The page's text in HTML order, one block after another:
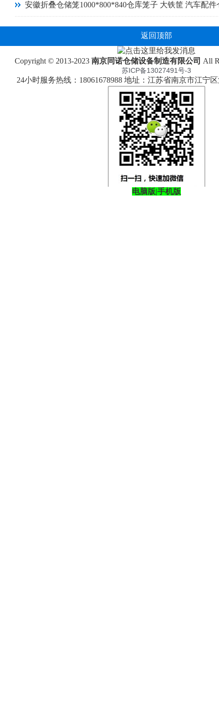
安徽折叠仓储笼1000*800*840仓库笼子 大铁筐 汽车配件
返回顶部
Copyright © 2013-2023 南京同诺仓储设备制造有限公司 All
苏ICP备13027491号-3
24小时服务热线：18061678988 地址：江苏省南京市江宁
电脑版|手机版